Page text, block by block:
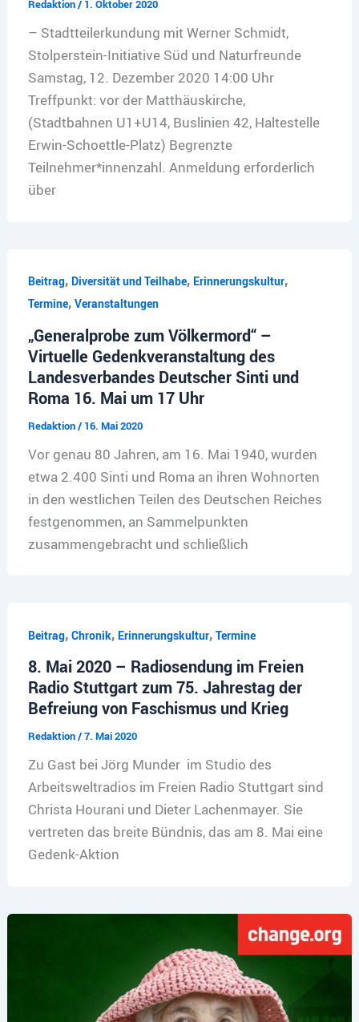
Redaktion/ 1. Oktober 2020
– Stadtteilerkundung mit Werner Schmidt,
Stolperstein-Initiative Süd und Naturfreunde
Samstag, 12. Dezember 2020 14:00 Uhr
Treffpunkt: vor der Matthäuskirche,
(Stadtbahnen U1+U14, Buslinien 42, Haltestelle
Erwin-Schoettle-Platz) Begrenzte
Teilnehmer*innenzahl. Anmeldung erforderlich
über
Beitrag, Diversität und Teilhabe, Erinnerungskultur,
Termine, Veranstaltungen
„Generalprobe zum Völkermord“ –
Virtuelle Gedenkveranstaltung des
Landesverbandes Deutscher Sinti und
Roma 16. Mai um 17 Uhr
Redaktion/ 16. Mai 2020
Vor genau 80 Jahren, am 16. Mai 1940, wurden
etwa 2.400 Sinti und Roma an ihren Wohnorten
in den westlichen Teilen des Deutschen Reiches
festgenommen, an Sammelpunkten
zusammengebracht und schließlich
Beitrag, Chronik, Erinnerungskultur, Termine
8. Mai 2020 – Radiosendung im Freien
Radio Stuttgart zum 75. Jahrestag der
Befreiung von Faschismus und Krieg
Redaktion/7. Mai 2020
Zu Gast bei Jörg Munder im Studio des
Arbeitsweltradios im Freien Radio Stuttgart sind
Christa Hourani und Dieter Lachenmayer. Sie
vertreten das breite Bündnis, das am 8. Mai eine
Gedenk-Aktion